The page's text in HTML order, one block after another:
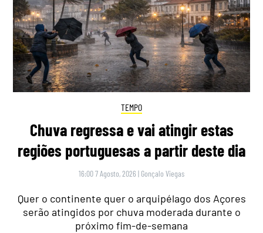
TEMPO
Chuva regressa e vai atingir estas
regiões portuguesas a partir deste dia
16:00 7 Agosto, 2026 | Gonçalo Viegas
Quer o continente quer o arquipélago dos Açores
serão atingidos por chuva moderada durante o
próximo fim-de-semana